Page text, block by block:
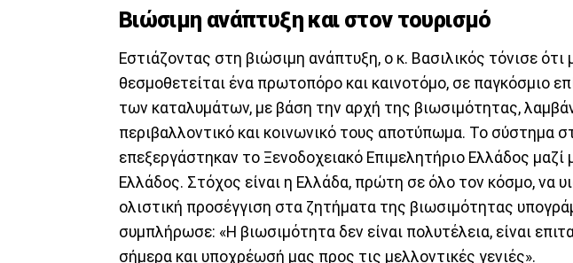
Βιώσιμη ανάπτυξη και στον τουρισμό
Εστιάζοντας στη βιώσιμη ανάπτυξη, ο κ. Βασιλικός τόνισε ότι
θεσμοθετείται ένα πρωτοπόρο και καινοτόμο, σε παγκόσμιο
των καταλυμάτων, με βάση την αρχή της βιωσιμότητας,
περιβαλλοντικό και κοινωνικό τους αποτύπωμα. Το σύστημα
επεξεργάστηκαν το Ξενοδοχειακό Επιμελητήριο Ελλάδος μαζί
Ελλάδος. Στόχος είναι η Ελλάδα, πρώτη σε όλο τον κόσμο, να
ολιστική προσέγγιση στα ζητήματα της βιωσιμότητας
συμπλήρωσε: «Η βιωσιμότητα δεν είναι πολυτέλεια, είναι
σήμερα και υποχρέωσή μας προς τις μελλοντικές γενιές».